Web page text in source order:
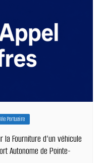
Vie Portuaire
la Fourniture d’un véhicule
Autonome de Pointe-